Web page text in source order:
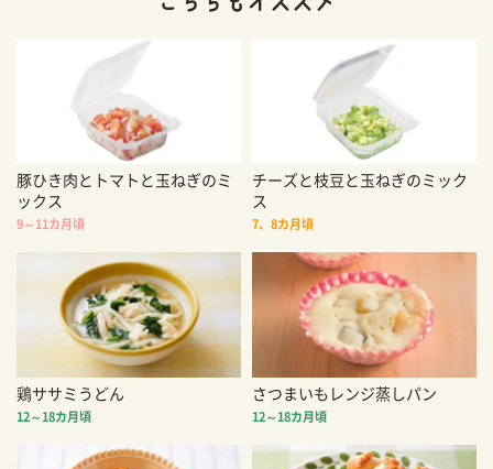
豚ひき肉とトマトと玉ねぎのミ
ックス
9～11カ月頃
チーズと枝豆と玉ねぎのミック
ス
7、8カ月頃
鶏ササミうどん
12～18カ月頃
さつまいもレンジ蒸しパン
12～18カ月頃